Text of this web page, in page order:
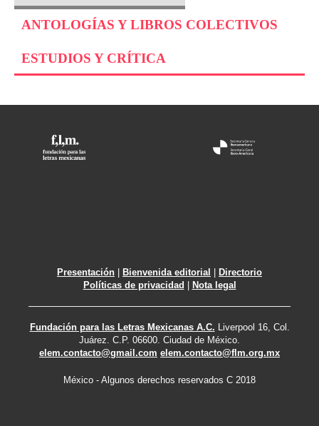
ANTOLOGÍAS Y LIBROS COLECTIVOS
ESTUDIOS Y CRÍTICA
Presentación | Bienvenida editorial | Directorio
Políticas de privacidad | Nota legal
Fundación para las Letras Mexicanas A.C. Liverpool 16, Col.
Juárez. C.P. 06600. Ciudad de México.
elem.contacto@gmail.com elem.contacto@flm.org.mx
México - Algunos derechos reservados C 2018